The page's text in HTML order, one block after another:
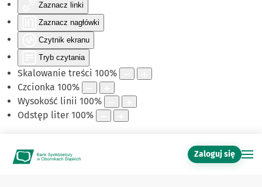
Zaznacz linki
Zaznacz nagłówki
Czytnik ekranu
Tryb czytania
Skalowanie treści 100%
Czcionka 100%
Wysokość linii 100%
Odstęp liter 100%
Zaloguj się